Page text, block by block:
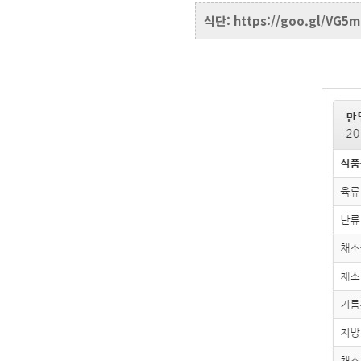
식단: https://goo.gl/